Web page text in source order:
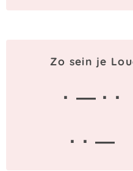
Zo sein je
· — · ·
· · —